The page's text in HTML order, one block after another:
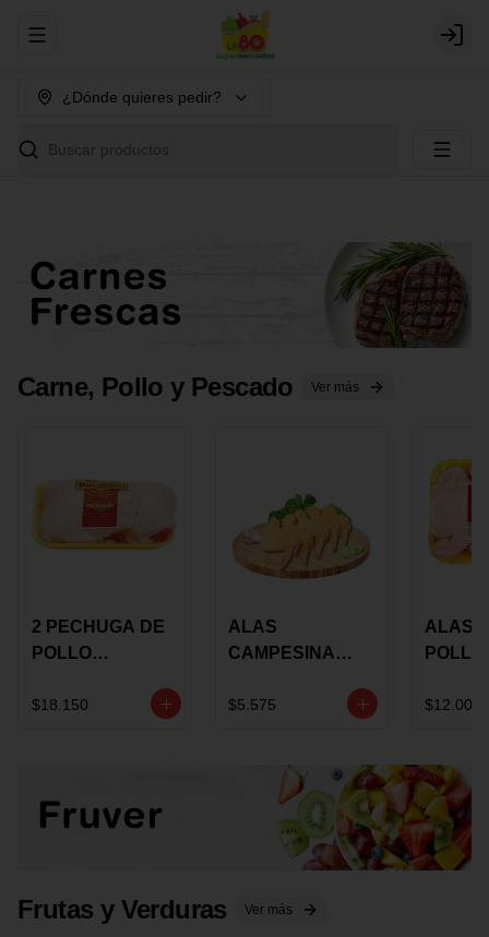
Abrir menu de navegación Login
¿Dónde quieres pedir?
Buscar productos
Carne, Pollo y Pescado Ver más
2 PECHUGA DE
POLLO
MARINADA X
$18.150
ALAS
CAMPESINA
COSTILLAR A
$5.575
ALAS
POLLO
$12.000
Frutas y Verduras Ver más